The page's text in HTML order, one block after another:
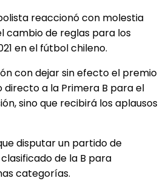
reaccionó con molestia
cambio de reglas para los
en el fútbol chileno.
con dejar sin efecto el premio
a la Primera B para el
sino que recibirá los aplausos
disputar un partido de
de la B para
categorías.